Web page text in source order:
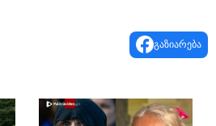
გაზიარება